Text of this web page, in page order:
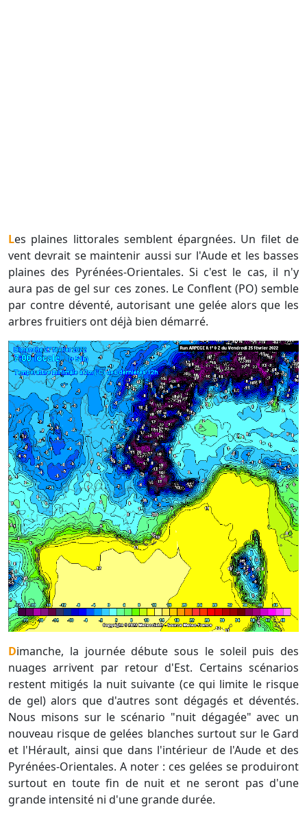
Les plaines littorales semblent épargnées. Un filet de
vent devrait se maintenir aussi sur l'Aude et les basses
plaines des Pyrénées-Orientales. Si c'est le cas, il n'y
aura pas de gel sur ces zones. Le Conflent (PO) semble
par contre déventé, autorisant une gelée alors que les
arbres fruitiers ont déjà bien démarré.
Dimanche, la journée débute sous le soleil puis des
nuages arrivent par retour d'Est. Certains scénarios
restent mitigés la nuit suivante (ce qui limite le risque
de gel) alors que d'autres sont dégagés et déventés.
Nous misons sur le scénario "nuit dégagée" avec un
nouveau risque de gelées blanches surtout sur le Gard
et l'Hérault, ainsi que dans l'intérieur de l'Aude et des
Pyrénées-Orientales. A noter : ces gelées se produiront
surtout en toute fin de nuit et ne seront pas d'une
grande intensité ni d'une grande durée.